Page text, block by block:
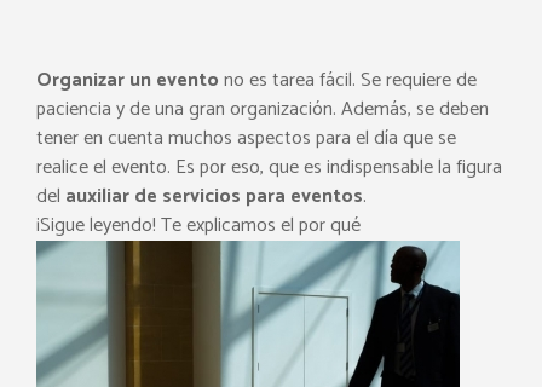
Organizar un eventono es tarea fácil. Se requiere de
paciencia y de una gran organización. Además, se deben
tener en cuenta muchos aspectos para el día que se
realice el evento. Es por eso, que es indispensable la figura
del auxiliar de servicios para eventos.
¡Sigue leyendo! Te explicamos el por qué